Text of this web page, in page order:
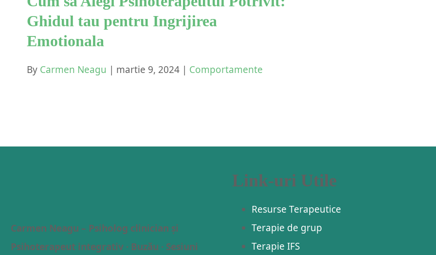
Ghidul tau pentru Ingrijirea
Emotionala
By Carmen Neagu | martie 9, 2024 | Comportamente
Carmen Neagu – Psiholog clinician și
Psihoterapeut integrativ · Buzău · Sesiuni
Link-uri Utile
Resurse Terapeutice
Terapie de grup
Terapie IFS